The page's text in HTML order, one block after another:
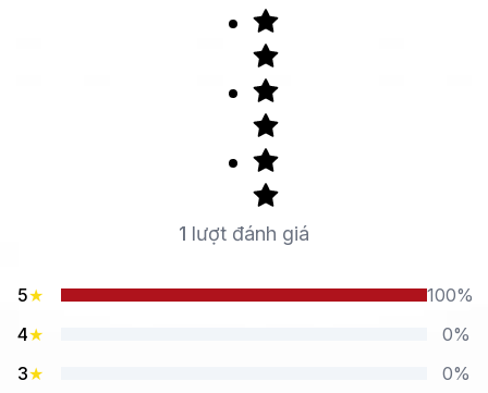
1 lượt đánh giá
5★
100%
4★
0%
3★
0%